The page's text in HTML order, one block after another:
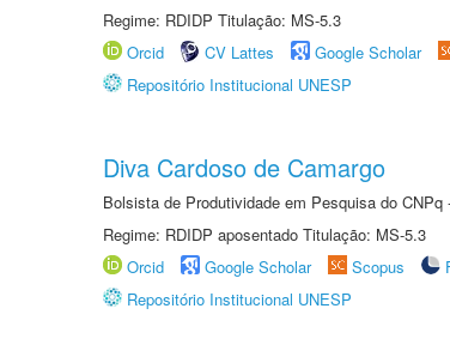
Regime: RDIDP Titulação: MS-5.3
Orcid
CV Lattes Google Scholar
Repositório Institucional UNESP
Diva Cardoso de Camargo
Bolsista de Produtividade em Pesquisa do CNPq
Regime: RDIDP aposentado Titulação: MS-5.3
Orcid
Google Scholar Scopus
Repositório Institucional UNESP